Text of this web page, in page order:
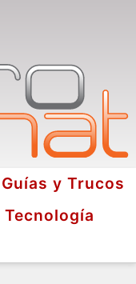
Guías y Trucos
Tecnología